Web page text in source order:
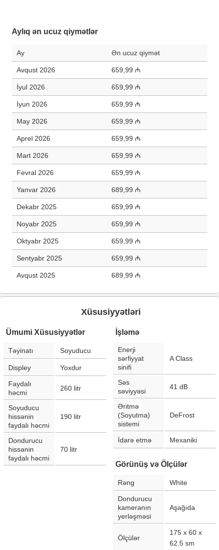
Aylıq ən ucuz qiymətlər
Ay Ən ucuz qiymət
Avqust 2026 659,99 ₼
İyul 2026 659,99 ₼
İyun 2026 659,99 ₼
May 2026 659,99 ₼
Aprel 2026 659,99 ₼
Mart 2026 659,99 ₼
Fevral 2026 659,99 ₼
Yanvar 2026 689,99 ₼
Dekabr 2025 659,99 ₼
Noyabr 2025 659,99 ₼
Oktyabr 2025 659,99 ₼
Sentyabr 2025 659,99 ₼
Avqust 2025 689,99 ₼
Xüsusiyyətləri
Ümumi Xüsusiyyətlər
Təyinatı Soyuducu
Displey Yoxdur
Faydalı
həcmi
260 litr
Soyuducu
hissənin
faydalı həcmi
190 litr
Dondurucu
hissənin
faydalı həcmi
70 litr
İşləmə
Enerji
sərfiyyat
sinifi
A Class
Səs
səviyyəsi
41 dB
Əritmə
(Soyutma)
sistemi
DeFrost
İdarə etmə Mexaniki
Görünüş və Ölçülər
Rəng White
Dondurucu
kameranın
yerləşməsi
Aşağıda
Ölçülər
175 x 60 x
62.5 sm